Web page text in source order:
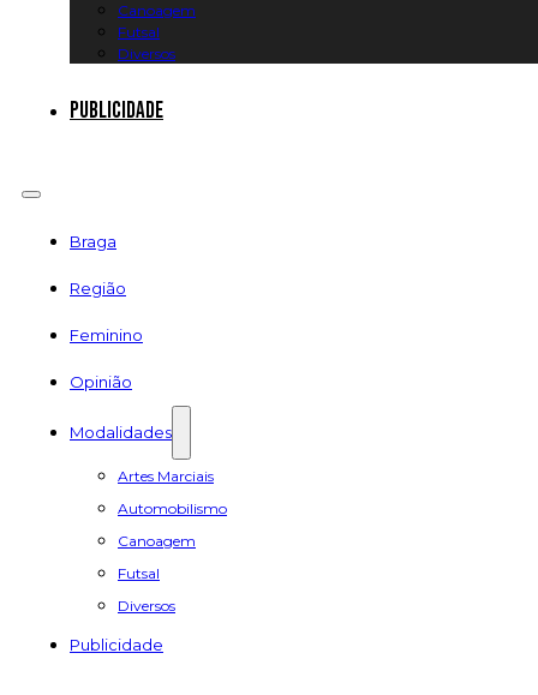
Canoagem
Futsal
Diversos
Publicidade
Braga
Região
Feminino
Opinião
Modalidades
Artes Marciais
Automobilismo
Canoagem
Futsal
Diversos
Publicidade